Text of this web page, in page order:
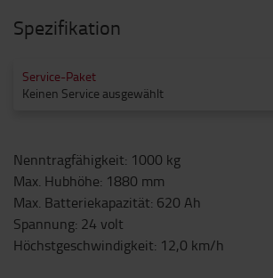
Spezifikation
Service-Paket
Keinen Service ausgewählt
Nenntragfähigkeit: 1000 kg
Max. Hubhöhe: 1880 mm
Max. Batteriekapazität: 620 Ah
Spannung: 24 volt
Höchstgeschwindigkeit: 12,0 km/h